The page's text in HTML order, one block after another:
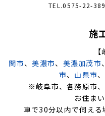
TEL.0575-22-
施
関市、美濃市、 美濃加茂市、
市、 山県市、
※岐阜市、各務原市
お住ま
車で30分以内で伺える